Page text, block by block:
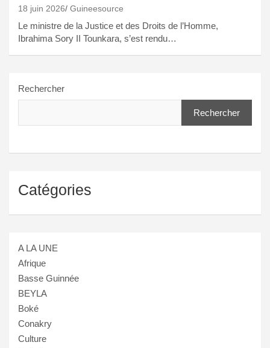
18 juin 2026 Guineesource
Le ministre de la Justice et des Droits de l’Homme,
Ibrahima Sory II Tounkara, s’est rendu…
Rechercher
Rechercher
Catégories
A LA UNE
Afrique
Basse Guinnée
BEYLA
Boké
Conakry
Culture